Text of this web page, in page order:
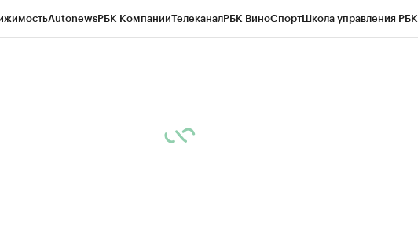
AutonewsРБК КомпанииТелеканалРБК ВиноСпортШкола управления РБК